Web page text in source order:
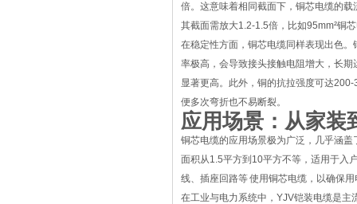
倍。这意味着相同截面下，铜芯电缆的
其截面需放大1.2-1.5倍，比如95mm²铜
在稳定性方面，铜芯电缆同样表现出色
率极高，会导致接头接触电阻增大，长
显著更高。此外，铜的抗拉强度可达
便多次弯折也不易断裂。
应用场景：从家装
铜芯电缆的应用场景极为广泛，几乎涵
面积从1.5平方到10平方不等，适用于入
线、插座回路等 使用铜芯电缆，以确保用
在工业与电力系统中，YJV铠装电缆是